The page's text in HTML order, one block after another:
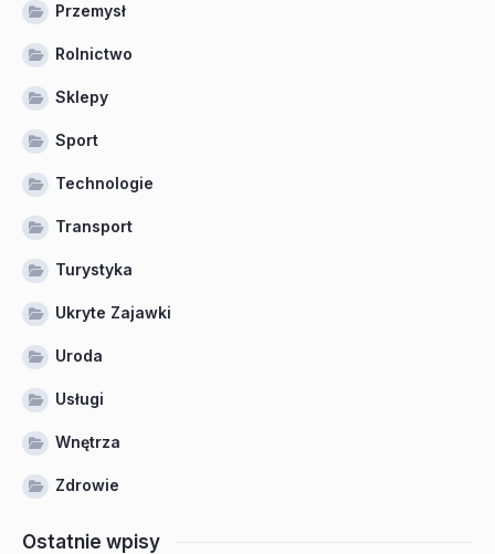
Przemysł
Rolnictwo
Sklepy
Sport
Technologie
Transport
Turystyka
Ukryte Zajawki
Uroda
Usługi
Wnętrza
Zdrowie
Ostatnie wpisy